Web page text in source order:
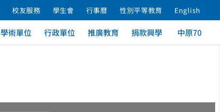
校友服務 學生會 行事曆 性別平等教育 English
學術單位 行政單位 推廣教育 捐款興學 中原70